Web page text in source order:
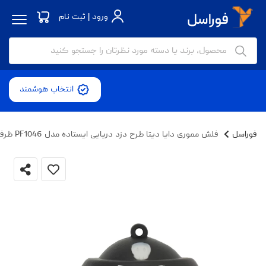
ورود | ثبت نام
انتخاب هوشمند
فوراسل فلش مموری دایا دیتا طرح دزد دریایی ایستاده مدل PF1046 ظرفیت 16 گیگابایت